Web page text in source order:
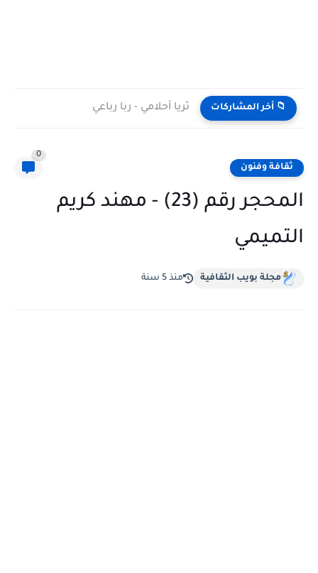
📁 أخر المشاركات ثريا أحلامي - ربا رباعي
ثقافة وفنون
0
المحجر رقم (23) - مهند كريم
التميمي
مجلة بويب الثقافية منذ 5 سنة